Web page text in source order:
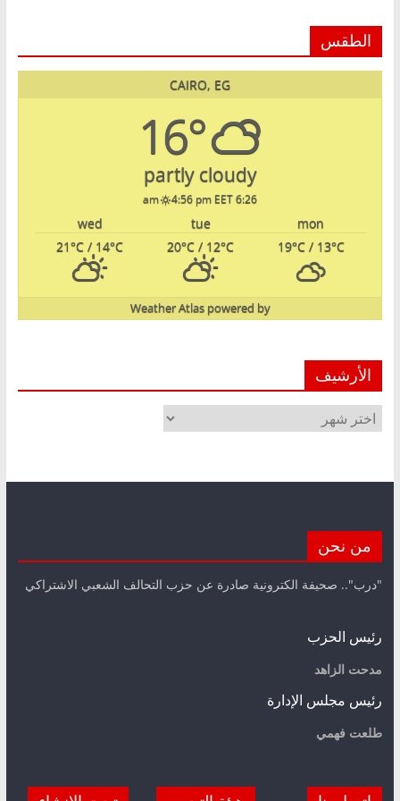
الطقس
CAIRO, EG
16°
partly cloudy
6:26 am
4:56 pm EET
mon
tue
wed
19°C/ 13°C
20°C / 12°C
21°C / 14°C
powered by
Weather Atlas
الأرشيف
الأرشيف
من نحن
"درب".. صحيفة الكترونية صادرة عن حزب التحالف الشعبي الاشتراكي
رئيس الحزب
مدحت الزاهد
رئيس مجلس الإدارة
طلعت فهمي